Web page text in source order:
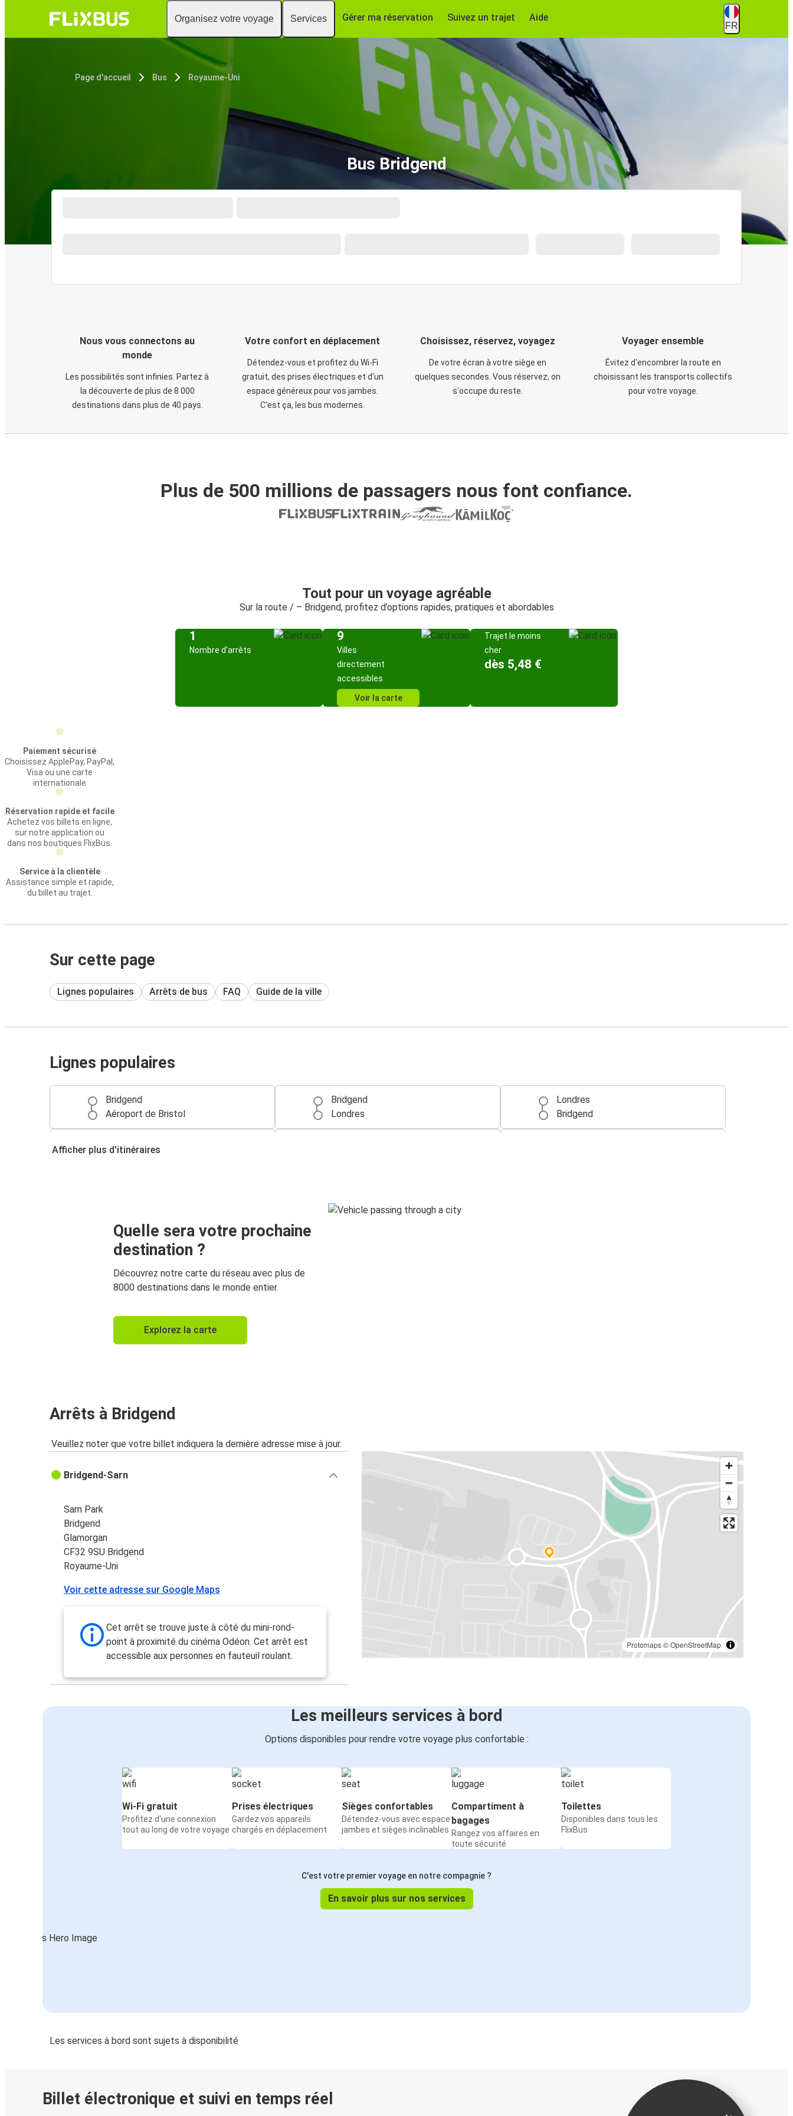
Organisez votre voyage Services Gérer ma réservation Suivez un trajet Aide
FR
Page d'accueil Bus Royaume-Uni
Bus Bridgend
Nous vous connectons au
monde
Les possibilités sont infinies. Partez à
la découverte de plus de 8 000
destinations dans plus de 40 pays.
Votre confort en déplacement
Détendez-vous et profitez du Wi-Fi
gratuit, des prises électriques et d’un
espace généreux pour vos jambes.
C'est ça, les bus modernes.
Choisissez, réservez, voyagez
De votre écran à votre siège en
quelques secondes. Vous réservez, on
s'occupe du reste.
Voyager ensemble
Évitez d'encombrer la route en
choisissant les transports collectifs
pour votre voyage.
Plus de 500 millions de passagers nous font confiance.
Tout pour un voyage agréable
Sur la route / – Bridgend, profitez d’options rapides, pratiques et abordables
1
Nombre d'arrêts
9
Villes
directement
accessibles
Voir la carte
Trajet le moins
cher
dès 5,48 €
Paiement sécurisé
Choisissez ApplePay, PayPal,
Visa ou une carte
internationale
Réservation rapide et facile
Achetez vos billets en ligne,
sur notre application ou
dans nos boutiques FlixBus.
Service à la clientèle
Assistance simple et rapide,
du billet au trajet.
Sur cette page
Lignes populaires Arrêts de bus FAQ Guide de la ville
Lignes populaires
Bridgend
Aéroport de Bristol
Bridgend
Londres
Londres
Bridgend
Aéroport de Bristol
Afficher plus d'itinéraires
Quelle sera votre prochaine
destination ?
Découvrez notre carte du réseau avec plus de
8000 destinations dans le monde entier.
Explorez la carte
Arrêts à Bridgend
Veuillez noter que votre billet indiquera la dernière adresse mise à jour.
Protomaps©OpenStreetMap
Bridgend-Sarn
Sarn Park
Bridgend
Glamorgan
CF32 9SU Bridgend
Royaume-Uni
Voir cette adresse sur Google Maps
Cet arrêt se trouve juste à côté du mini-rond-
point à proximité du cinéma Odéon. Cet arrêt est
accessible aux personnes en fauteuil roulant.
Les meilleurs services à bord
Options disponibles pour rendre votre voyage plus confortable :
Wi-Fi gratuit
Profitez d'une connexion
tout au long de votre voyage
Prises électriques
Gardez vos appareils
chargés en déplacement
Sièges confortables
Détendez-vous avec espace
jambes et sièges inclinables
Compartiment à
bagages
Rangez vos affaires en
toute sécurité
Toilettes
Disponibles dans tous les
FlixBus
C'est votre premier voyage en notre compagnie ?
En savoir plus sur nos services
Les services à bord sont sujets à disponibilité
Billet électronique et suivi en temps réel